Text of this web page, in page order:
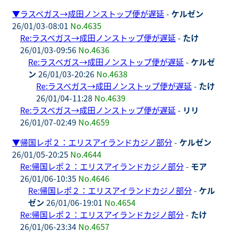
▼ラスベガス→成田ノンストップ便が遅延- ケルゼン
26/01/03-08:01 No.4635
Re:ラスベガス→成田ノンストップ便が遅延- たけ
26/01/03-09:56 No.4636
Re:ラスベガス→成田ノンストップ便が遅延- ケルゼ
ン 26/01/03-20:26 No.4638
Re:ラスベガス→成田ノンストップ便が遅延- たけ
26/01/04-11:28 No.4639
Re:ラスベガス→成田ノンストップ便が遅延- リリ
26/01/07-02:49 No.4659
▼帰国レポ２：エリスアイランドカジノ部分- ケルゼン
26/01/05-20:25 No.4644
Re:帰国レポ２：エリスアイランドカジノ部分- モア
26/01/06-10:35 No.4646
Re:帰国レポ２：エリスアイランドカジノ部分- ケル
ゼン 26/01/06-19:01 No.4654
Re:帰国レポ２：エリスアイランドカジノ部分- たけ
26/01/06-23:34 No.4657